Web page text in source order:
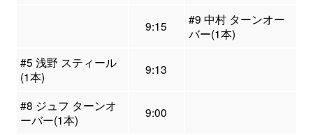
9:15
#9 中村 ターンオー
バー(1本)
#5 浅野 スティール
(1本)
9:13
#8 ジュフ ターンオ
ーバー(1本)
9:00